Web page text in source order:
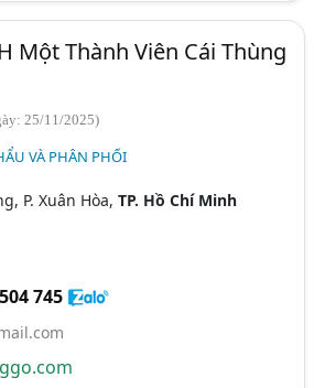
Một Thành Viên Cái Thùng
25/11/2025)
VÀ PHÂN PHỐI
P. Xuân Hòa,TP. Hồ Chí Minh
745